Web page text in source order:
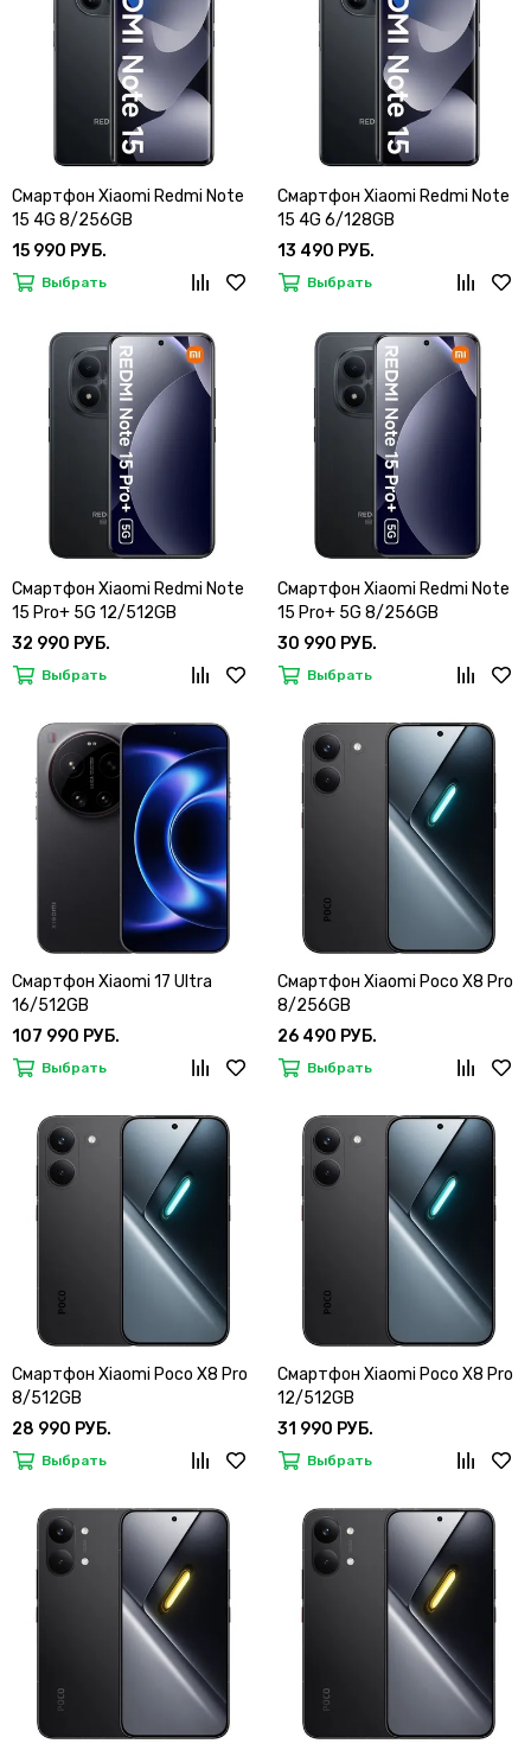
Смартфон Xiaomi Redmi Note
15 4G 8/256GB
15 990 РУБ.
Выбрать
Смартфон Xiaomi Redmi Note
15 4G 6/128GB
13 490 РУБ.
Выбрать
Смартфон Xiaomi Redmi Note
15 Pro+ 5G 12/512GB
32 990 РУБ.
Выбрать
Смартфон Xiaomi Redmi Note
15 Pro+ 5G 8/256GB
30 990 РУБ.
Выбрать
Смартфон Xiaomi 17 Ultra
16/512GB
107 990 РУБ.
Выбрать
Смартфон Xiaomi Poco X8 Pro
8/256GB
26 490 РУБ.
Выбрать
Смартфон Xiaomi Poco X8 Pro
8/512GB
28 990 РУБ.
Выбрать
Смартфон Xiaomi Poco X8 Pro
12/512GB
31 990 РУБ.
Выбрать